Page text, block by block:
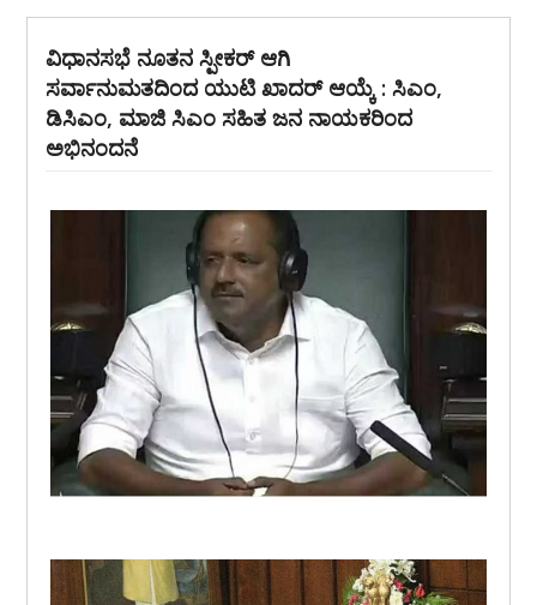
ವಿಧಾನಸಭೆ ನೂತನ ಸ್ಪೀಕರ್ ಆಗಿ
ಸರ್ವಾನುಮತದಿಂದ ಯುಟಿ ಖಾದರ್ ಆಯ್ಕೆ : ಸಿಎಂ,
ಡಿಸಿಎಂ, ಮಾಜಿ ಸಿಎಂ ಸಹಿತ ಜನ ನಾಯಕರಿಂದ
ಅಭಿನಂದನೆ